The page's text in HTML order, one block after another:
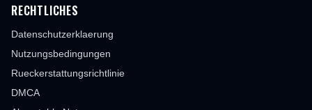
RECHTLICHES
Datenschutzerklaerung
Nutzungsbedingungen
Rueckerstattungsrichtlinie
DMCA